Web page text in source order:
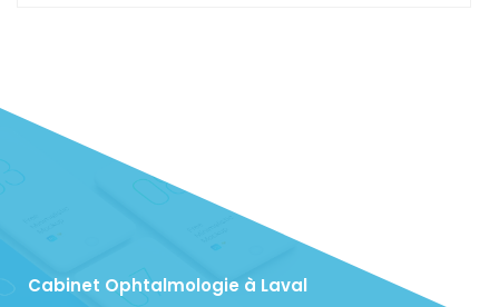
Cabinet Ophtalmologie à Laval